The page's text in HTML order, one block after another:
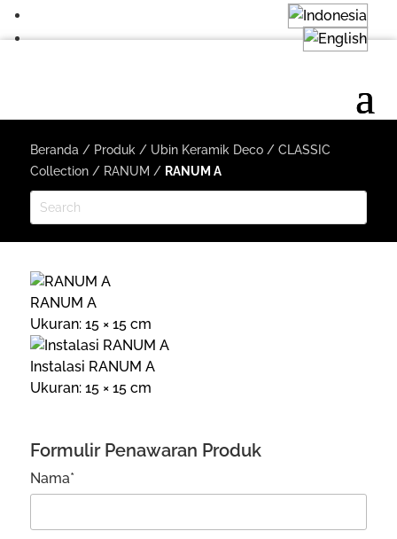
Beranda / Produk / Ubin Keramik Deco/ CLASSIC
Collection/ RANUM / RANUM A
RANUM A
Ukuran: 15 × 15 cm
Instalasi RANUM A
Ukuran: 15 × 15 cm
Formulir Penawaran Produk
Nama*